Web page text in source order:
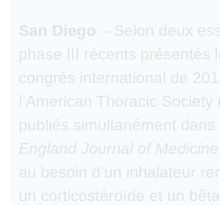
San Diego – Selon deux
phase III récents présentés
congrès international de
l’American Thoracic Society
publiés simultanément dans
England Journal of Medicine
au besoin d’un inhalateur
un corticostéroïde et un